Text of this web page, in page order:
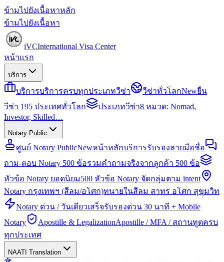
ข้ามไปยังเนื้อหาหลัก
ข้ามไปยังเนื้อหา
iVCInternational Visa Center
หน้าแรก
บริการ
บริการบริการครบทุกประเภทวีซ่า วีซ่าทั่วโลกNewยื่น
วีซ่า 195 ประเทศทั่วโลก
ประเภทวีซ่า8 หมวด: Nomad,
Investor, Skilled…
Notary Public
ศูนย์ Notary PublicNewหน้าหลักบริการรับรองลายมือชื่อ
ถาม-ตอบ Notary 500 ข้อรวมคำถามจริงจากลูกค้า 500 ข้อ
หัวข้อ Notary ยอดนิยม500 หัวข้อ Notary จัดกลุ่มตาม intent
Notary กรุงเทพฯ (สีลม/อโศก)ทนายในสีลม สาทร อโศก สุขุมวิท
Notary ด่วน / วันเดียวเสร็จรับรองด่วน 30 นาที + Mobile
Notary
Apostille & LegalizationApostille / MFA / สถานทูตครบ
ทุกประเทศ
NAATI Translation